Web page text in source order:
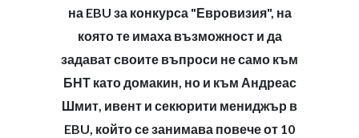
на EBU за конкурса "Евровизия", на
която те имаха възможност и да
задават своите въпроси не само към
БНТ като домакин, но и към Андреас
Шмит, ивент и секюрити мениджър в
EBU, който се занимава повече от 10